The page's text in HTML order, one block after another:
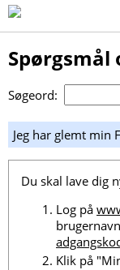
Spørgsmål
Søgeord:
Jeg har glemt min
Du skal lave dig
Log på
Klik på